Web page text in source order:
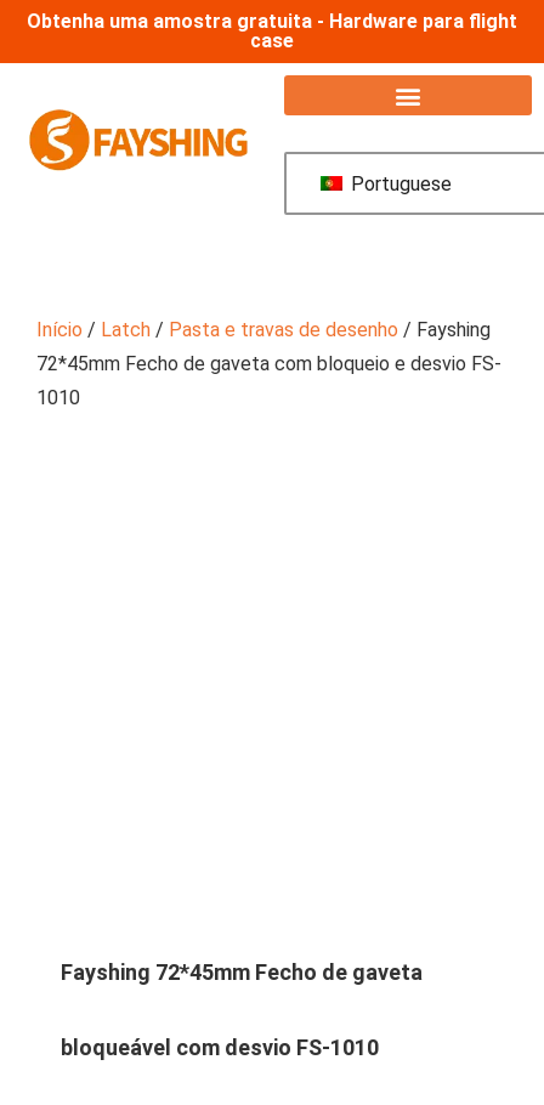
Obtenha uma amostra gratuita - Hardware para flight
case
Portuguese
Início / Latch / Pasta e travas de desenho / Fayshing
72*45mm Fecho de gaveta com bloqueio e desvio FS-
1010
Fayshing 72*45mm Fecho de gaveta
bloqueável com desvio FS-1010